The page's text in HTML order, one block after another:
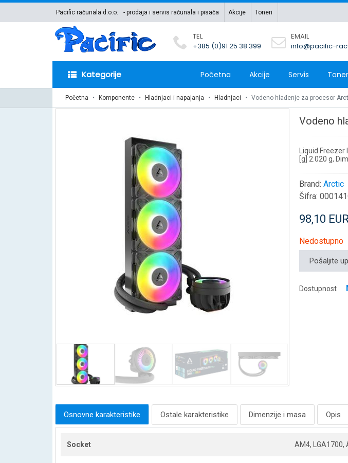
Pacific računala d.o.o. - prodaja i servis računala i pisača Akcije Toneri
TEL
+385 (0)91 25 38 399
EMAIL
info@pacific-
Kategorije Početna Akcije Servis
Početna Komponente Hladnjaci i napajanja Hladnjaci Vodeno hlađenje za procesor
Vodeno
Liquid
[g] 2.020 g,
Brand: Arctic
Šifra:
98,10
Nedostupno
Pošaljite
Dostupnost
Osnovne karakteristike Ostale karakteristike Dimenzije i masa Opis
Socket AM4, LGA1700,